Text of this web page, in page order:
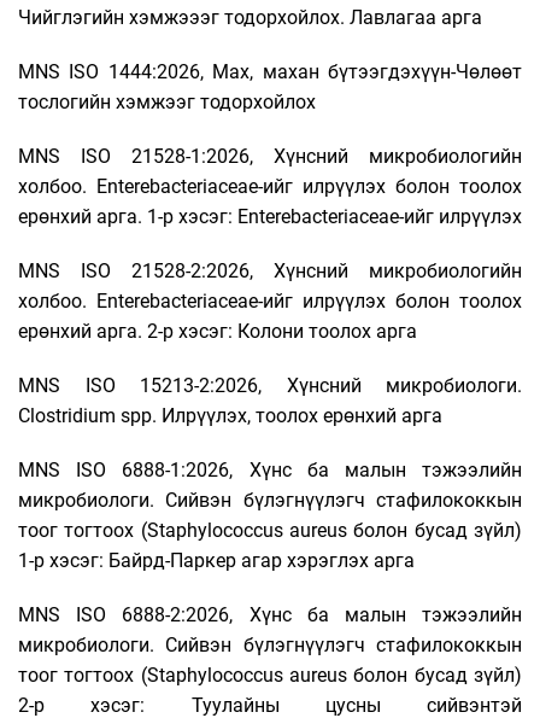
Чийглэгийн хэмжэээг тодорхойлох. Лавлагаа арга
MNS ISO 1444:2026, Мах, махан бүтээгдэхүүн-Чөлөөт
тослогийн хэмжээг тодорхойлох
MNS ISO 21528-1:2026, Хүнсний микробиологийн
холбоо. Enterebacteriaceae-ийг илрүүлэх болон тоолох
ерөнхий арга. 1-р хэсэг: Enterebacteriaceae-ийг илрүүлэх
MNS ISO 21528-2:2026, Хүнсний микробиологийн
холбоо. Enterebacteriaceae-ийг илрүүлэх болон тоолох
ерөнхий арга. 2-р хэсэг: Колони тоолох арга
MNS ISO 15213-2:2026, Хүнсний микробиологи.
Clostridium spp. Илрүүлэх, тоолох ерөнхий арга
MNS ISO 6888-1:2026, Хүнс ба малын тэжээлийн
микробиологи. Сийвэн бүлэгнүүлэгч стафилококкын
тоог тогтоох (Staphylococcus aureus болон бусад зүйл)
1-р хэсэг: Байрд-Паркер агар хэрэглэх арга
MNS ISO 6888-2:2026, Хүнс ба малын тэжээлийн
микробиологи. Сийвэн бүлэгнүүлэгч стафилококкын
тоог тогтоох (Staphylococcus aureus болон бусад зүйл)
2-р хэсэг: Туулайны цусны сийвэнтэй